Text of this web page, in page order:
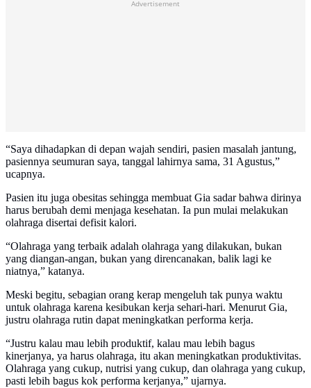
Advertisement
“Saya dihadapkan di depan wajah sendiri, pasien masalah jantung,
pasiennya seumuran saya, tanggal lahirnya sama, 31 Agustus,”
ucapnya.
Pasien itu juga obesitas sehingga membuat Gia sadar bahwa dirinya
harus berubah demi menjaga kesehatan. Ia pun mulai melakukan
olahraga disertai defisit kalori.
“Olahraga yang terbaik adalah olahraga yang dilakukan, bukan
yang diangan-angan, bukan yang direncanakan, balik lagi ke
niatnya,” katanya.
Meski begitu, sebagian orang kerap mengeluh tak punya waktu
untuk olahraga karena kesibukan kerja sehari-hari. Menurut Gia,
justru olahraga rutin dapat meningkatkan performa kerja.
“Justru kalau mau lebih produktif, kalau mau lebih bagus
kinerjanya, ya harus olahraga, itu akan meningkatkan produktivitas.
Olahraga yang cukup, nutrisi yang cukup, dan olahraga yang cukup,
pasti lebih bagus kok performa kerjanya,” ujarnya.